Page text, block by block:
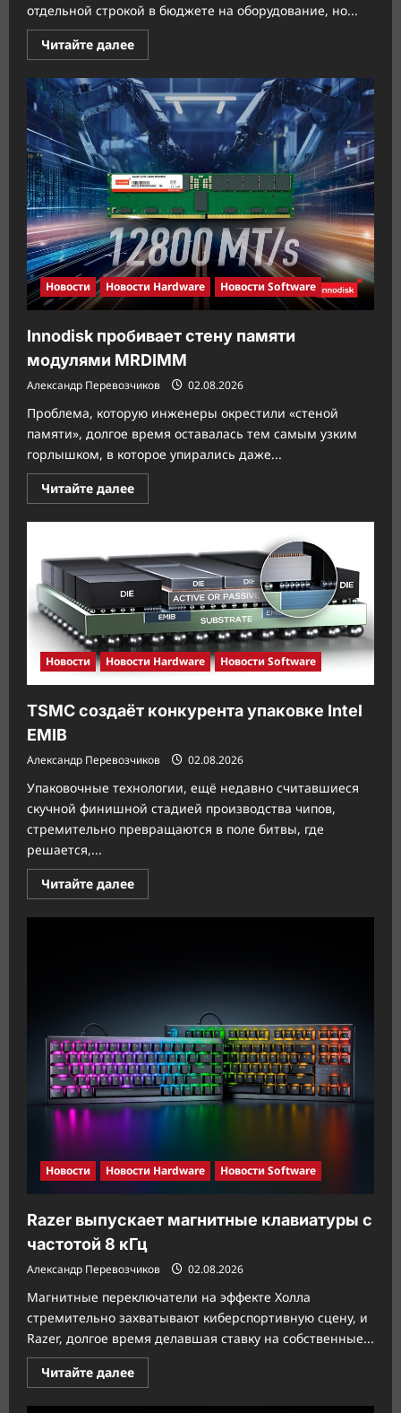
отдельной строкой в бюджете на оборудование, но...
Читайте далееПрочитать
больше
ASUS
выпускает
доступные
профессиональные
QD-
OLED
мониторы
Новости Новости Hardware Новости Software
Innodisk пробивает стену памяти
модулями MRDIMM
Александр Перевозчиков 02.08.2026
Проблема, которую инженеры окрестили «стеной
памяти», долгое время оставалась тем самым узким
горлышком, в которое упирались даже...
Читайте далееПрочитать
больше
Innodisk
стену
памяти
модулями
MRDIMM
Новости Новости Hardware Новости Software
TSMC создаёт конкурента упаковке Intel
EMIB
Александр Перевозчиков 02.08.2026
Упаковочные технологии, ещё недавно считавшиеся
скучной финишной стадией производства чипов,
стремительно превращаются в поле битвы, где
решается,...
Читайте далееПрочитать
больше
TSMC
Новости Новости Hardware Новости Software
Razer выпускает магнитные клавиатуры с
частотой 8 кГц
Александр Перевозчиков 02.08.2026
Магнитные переключатели на эффекте Холла
стремительно захватывают киберспортивную сцену, и
Razer, долгое время делавшая ставку на собственные...
Читайте далееПрочитать
больше
Razer